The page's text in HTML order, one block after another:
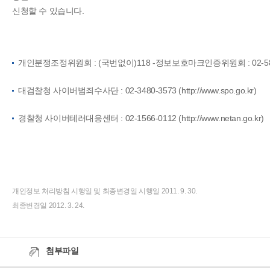
신청할 수 있습니다.
개인분쟁조정위원회 : (국번없이)118 -정보보호마크인증위원회 : 02-
대검찰청 사이버범죄수사단 : 02-3480-3573 (http://www.spo.go.kr)
경찰청 사이버테러대응센터 : 02-1566-0112 (http://www.netan.go.kr)
개인정보 처리방침 시행일 및 최종변경일 시행일 2011. 9. 30.
최종변경일 2012. 3. 24.
첨부파일